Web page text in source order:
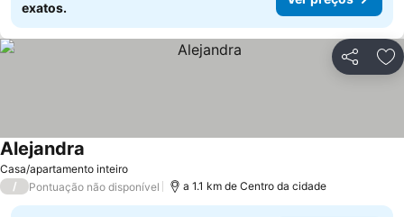
exatos.
Partilhar
Casa/apartamento inteiro
Alejandra
/ Pontuação não disponível a 1.1 km de Centro da cidade